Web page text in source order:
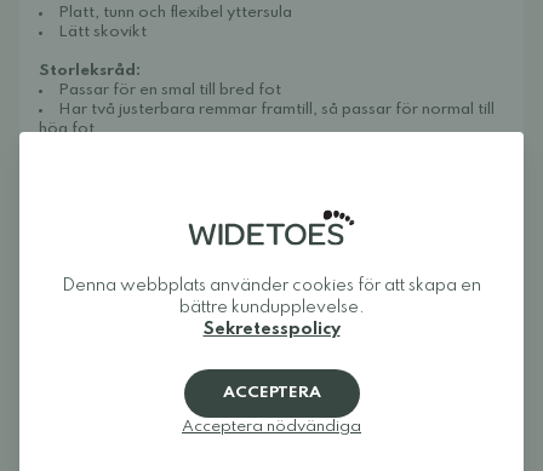
Platt, tunn och flexibel yttersula
Lätt skovikt
Storleksråd:
Passar för en smal till bred fot
Har två justerbara remmar framtill, så passar för normal till
hög fot
Sandalerna kan enkelt rengöras med en fuktig trasa. För att
bevara lädret mjukt och fint över tid samt skydda mot smuts
och damm rekommenderar vi att du sprayar dem med
Widetoes hjälper dig att hitta skor som är både bekväma och
barfotaskor och minimalistiska skor för hela familjen. Vårt mål
är att samla ett av Europas bästa utbud av fotformade på ett
ställe och göra det enkelt att hitta modeller som ger tårna den
plats de behöver och låter foten röra sig naturligt.
Denna webbplats använder cookies för att skapa en
bättre kundupplevelse.
Sekretesspolicy
ACCEPTERA
Acceptera nödvändiga